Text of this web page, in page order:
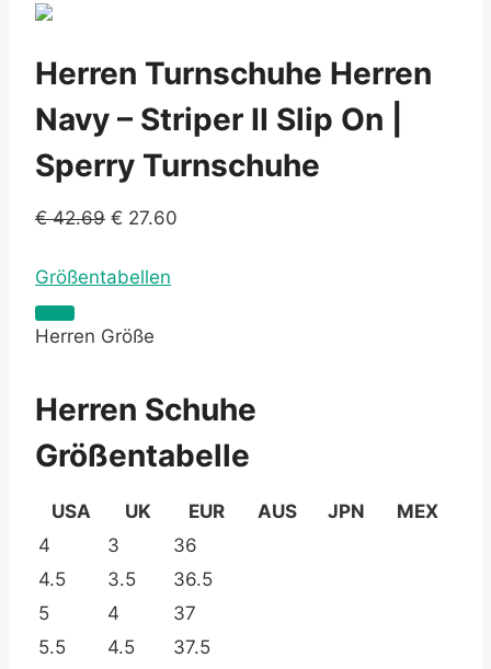
Herren Turnschuhe Herren
Navy – Striper II Slip On |
Sperry Turnschuhe
€42.69 € 27.60
Größentabellen
Herren Größe
Herren Schuhe
Größentabelle
USA UK EUR AUS JPN
MEX
4
3
36
4.5
3.5
36.5
5
4
37
5.5
4.5
37.5